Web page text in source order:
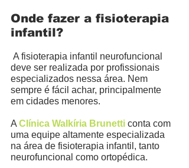
Onde fazer a fisioterapia
infantil?
deve ser realizada por profissionais
especializados nessa área. Nem
sempre é fácil achar, principalmente
em cidades menores.
A Clínica Walkíria Brunetti conta com
uma equipe altamente especializada
na área de fisioterapia infantil, tanto
neurofuncional como ortopédica.